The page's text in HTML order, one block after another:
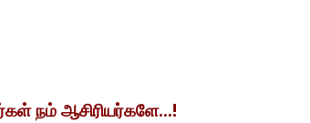
நம் ஆசிரியர்களே…!